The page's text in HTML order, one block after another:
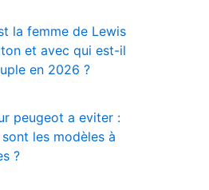
la femme de Lewis
et avec qui est-il
en 2026 ?
peugeot a eviter :
les modèles à
?